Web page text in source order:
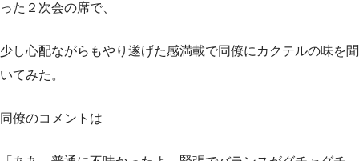
った２次会の席で、
少し心配ながらもやり遂げた感満載で同僚にカクテルの味を聞
いてみた。
同僚のコメントは